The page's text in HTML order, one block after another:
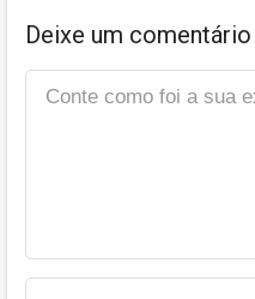
Deixe um comentário